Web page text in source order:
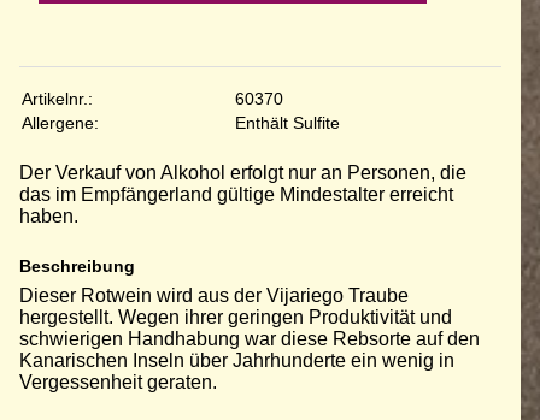
Artikelnr.:
60370
Allergene:
Enthält Sulfite
Der Verkauf von Alkohol erfolgt nur an Personen, die
das im Empfängerland gültige Mindestalter erreicht
haben.
Beschreibung
Dieser Rotwein wird aus der Vijariego Traube
hergestellt. Wegen ihrer geringen Produktivität und
schwierigen Handhabung war diese Rebsorte auf den
Kanarischen Inseln über Jahrhunderte ein wenig in
Vergessenheit geraten.